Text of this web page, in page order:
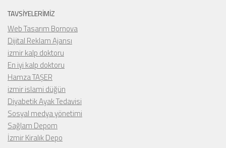
TAVSIYELERIMIZ
Web Tasarım Bornova
Dijital Reklam Ajansı
izmir kalp doktoru
En iyi kalp doktoru
Hamza TAŞER
izmir islami düğün
Diyabetik Ayak Tedavisi
Sosyal medya yönetimi
Sağlam Depom
İzmir Kiralık Depo